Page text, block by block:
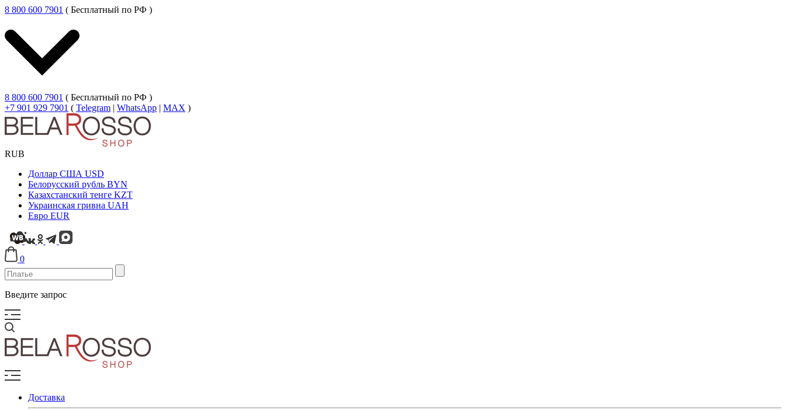
8 800 600 7901 ( Бесплатный по РФ )
8 800 600 7901 ( Бесплатный по РФ )
+7 901 929 7901 ( Telegram | WhatsApp | MAX )
RUB
Доллар США USD
Белорусский рубль BYN
Казахстанский тенге KZT
Украинская гривна UAH
Евро EUR
0
Введите запрос
Доставка